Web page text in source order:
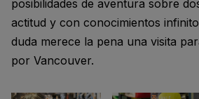
posibilidades de aventura sobre
actitud y con conocimientos
duda merece la pena una visita
por Vancouver.